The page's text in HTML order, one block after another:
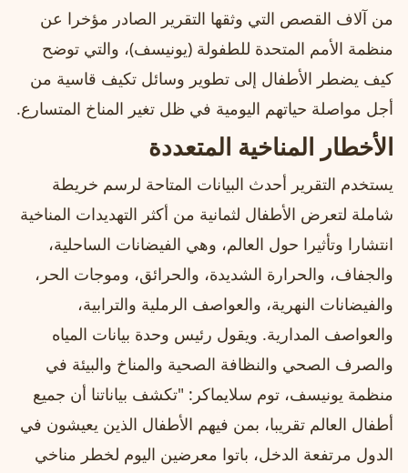
من آلاف القصص التي وثقها التقرير الصادر مؤخرا عن
منظمة الأمم المتحدة للطفولة (يونيسف)، والتي توضح
كيف يضطر الأطفال إلى تطوير وسائل تكيف قاسية من
أجل مواصلة حياتهم اليومية في ظل تغير المناخ المتسارع.
الأخطار المناخية المتعددة
يستخدم التقرير أحدث البيانات المتاحة لرسم خريطة
شاملة لتعرض الأطفال لثمانية من أكثر التهديدات المناخية
انتشارا وتأثيرا حول العالم، وهي الفيضانات الساحلية،
والجفاف، والحرارة الشديدة، والحرائق، وموجات الحر،
والفيضانات النهرية، والعواصف الرملية والترابية،
والعواصف المدارية. ويقول رئيس وحدة بيانات المياه
والصرف الصحي والنظافة الصحية والمناخ والبيئة في
منظمة يونيسف، توم سلايماكر: "تكشف بياناتنا أن جميع
أطفال العالم تقريبا، بمن فيهم الأطفال الذين يعيشون في
الدول مرتفعة الدخل، باتوا معرضين اليوم لخطر مناخي